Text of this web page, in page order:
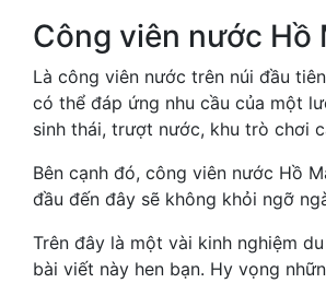
Công viên nước Hồ
Là công viên nước trên núi đầu
có thể đáp ứng nhu cầu của một
sinh thái, trượt nước, khu trò chơi
Bên cạnh đó, công viên nước Hồ
đầu đến đây sẽ không khỏi ngỡ
Trên đây là một vài kinh nghiệm
bài viết này hen bạn. Hy vọng